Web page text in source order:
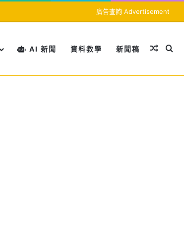
廣告查詢 Advertisement
AI 新聞 資料教學 新聞稿 隨機文
搜